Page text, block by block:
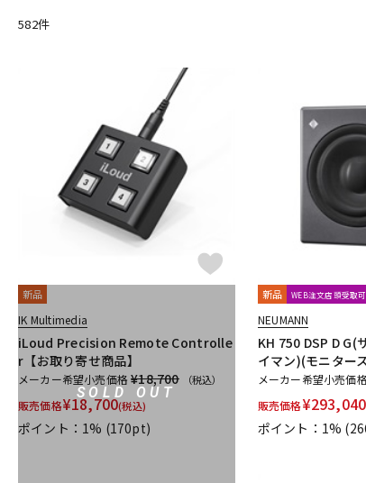
Electro Harmonix
GATOR
Heritage Audio HUMPBACK ENGINEERING
JZ Microphones
K.W.S KAKASHI Professional Stands
Lauten Audio LEWITT LOJECT
Millennia
MINI-SONEX
Noah’sark
Nothing OLLO
Peluso PhoenixAudio
Providence
Pueblo Audio PULSE Purple audio
Roswell Pro Audio
RUPERT NEVE DESIGNS
Shadow Hills Industries
SHINYA’S STUDIO SHIZUKA
STEDMAN
Steven Slate Audio Superlux SUZUKI
T-Z
TAKACHI TAMA TANNOY TASCAM tc electronic
TRIAL
Triprop TRUE DYNA
582件
SOLD OUT
新品
IK Multimedia
iLoud Precision Remote Controlle
r【お取り寄せ商品】
メーカー希望小売価格 ¥18,700 （税込）
販売価格¥18,700(税込)
ポイント：1% (170pt)
新品 WEB注文店頭受取可
NEUMANN
KH 750 DSP D G(
イマン)(モニター
メーカー希望小売価
販売価格¥293,040
ポイント：1%